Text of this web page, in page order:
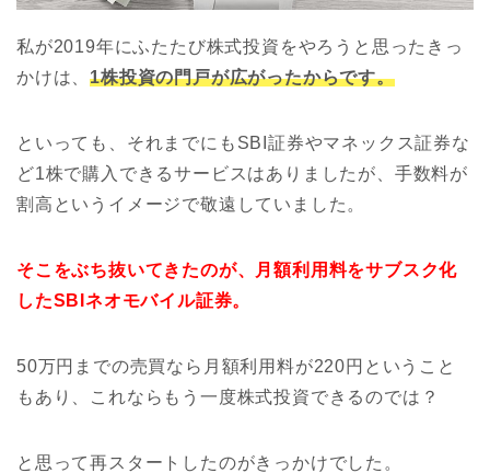
私が2019年にふたたび株式投資をやろうと思ったきっ
かけは、1株投資の門戸が広がったからです。
といっても、それまでにもSBI証券やマネックス証券な
ど1株で購入できるサービスはありましたが、手数料が
割高というイメージで敬遠していました。
そこをぶち抜いてきたのが、月額利用料をサブスク化
したSBIネオモバイル証券。
50万円までの売買なら月額利用料が220円ということ
もあり、これならもう一度株式投資できるのでは？
と思って再スタートしたのがきっかけでした。